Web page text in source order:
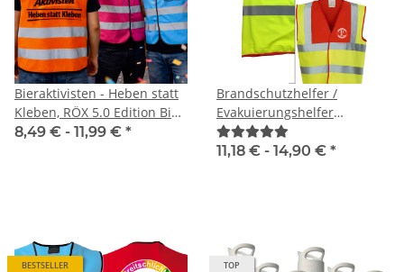
Bieraktivisten - Heben statt
Kleben, RÖX 5.0 Edition Bier
Aktivisten Sicherheitsweste
8,49 € - 11,99 € *
Brandschutzhelfer /
Evakuierungshelfer
Piktogramm Weste rot/gelb
S-3XL
11,18 € - 14,90 € *
BESTSELLER TOP